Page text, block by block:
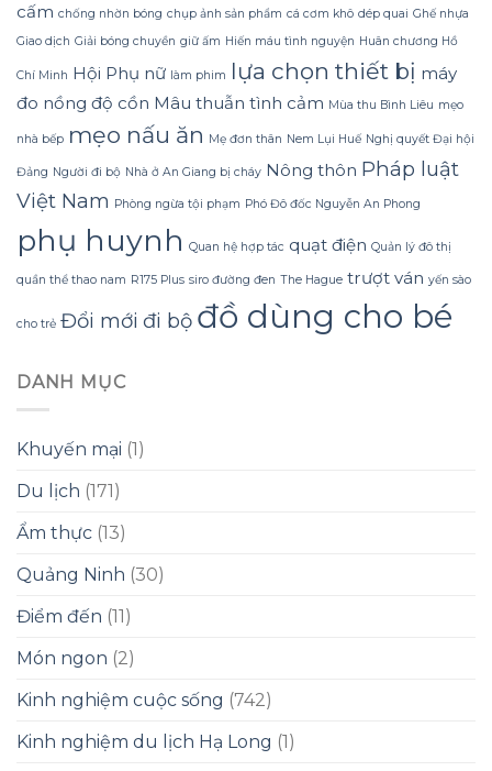
phí
tiền?
dụng
Sữa
Tắm
Gừng
cấm chống nhờn bóng chụp ảnh sản phẩm cá cơm khô dép quai Ghế nhựa
Giao dịch Giải bóng chuyền giữ ấm Hiến máu tình nguyện Huân chương Hồ
Chí Minh Hội Phụ nữ làm phim lựa chọn thiết bị máy
đo nồng độ cồn Mâu thuẫn tình cảm Mùa thu Bình Liêu mẹo
nhà bếp mẹo nấu ăn Mẹ đơn thân Nem Lụi Huế Nghị quyết Đại hội
Đảng Người đi bộ Nhà ở An Giang bị cháy Nông thôn Pháp luật
Việt Nam Phòng ngừa tội phạm Phó Đô đốc Nguyễn An Phong
phụ huynh Quan hệ hợp tác quạt điện Quản lý đô thị
quần thể thao nam R175 Plus siro đường đen The Hague trượt ván yến sào
cho trẻ Đổi mới đi bộ đồ dùng cho bé
DANH MỤC
Khuyến mại (1)
Du lịch (171)
Ẩm thực (13)
Quảng Ninh (30)
Điểm đến (11)
Món ngon (2)
Kinh nghiệm cuộc sống (742)
Kinh nghiệm du lịch Hạ Long (1)